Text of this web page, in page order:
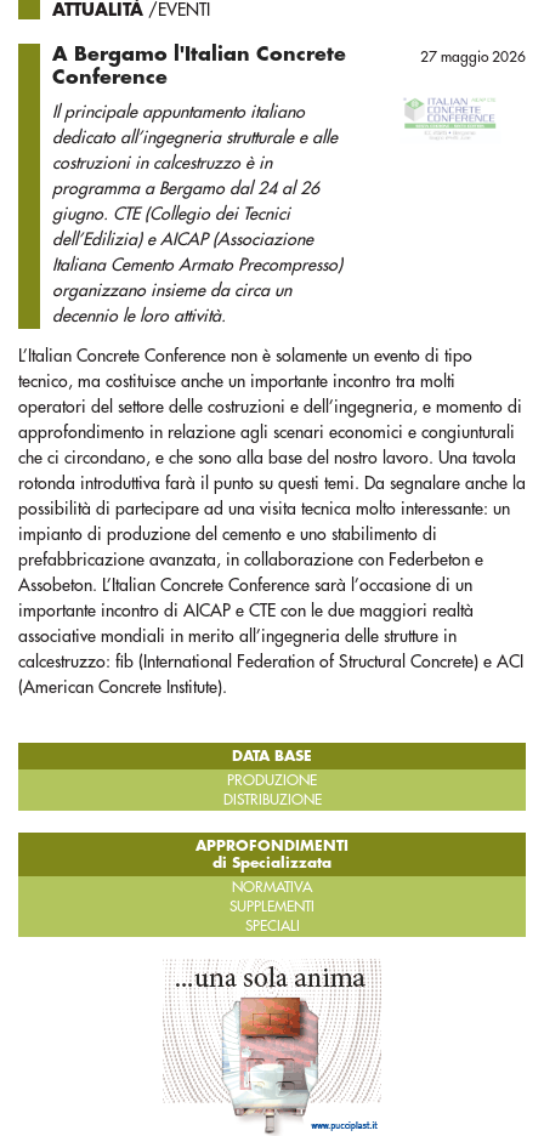
ATTUALITÀ /EVENTI
A Bergamo l'Italian Concrete
Conference
Il principale appuntamento italiano
dedicato all’ingegneria strutturale e alle
costruzioni in calcestruzzo è in
programma a Bergamo dal 24 al 26
giugno. CTE (Collegio dei Tecnici
dell’Edilizia) e AICAP (Associazione
Italiana Cemento Armato Precompresso)
organizzano insieme da circa un
decennio le loro attività.
27 maggio 2026
L’Italian Concrete Conference non è solamente un evento di tipo
tecnico, ma costituisce anche un importante incontro tra molti
operatori del settore delle costruzioni e dell’ingegneria, e momento di
approfondimento in relazione agli scenari economici e congiunturali
che ci circondano, e che sono alla base del nostro lavoro. Una tavola
rotonda introduttiva farà il punto su questi temi. Da segnalare anche la
possibilità di partecipare ad una visita tecnica molto interessante: un
impianto di produzione del cemento e uno stabilimento di
prefabbricazione avanzata, in collaborazione con Federbeton e
Assobeton. L’Italian Concrete Conference sarà l’occasione di un
importante incontro di AICAP e CTE con le due maggiori realtà
associative mondiali in merito all’ingegneria delle strutture in
calcestruzzo: fib (International Federation of Structural Concrete) e ACI
(American Concrete Institute).
DATA BASE
PRODUZIONE
DISTRIBUZIONE
APPROFONDIMENTI
di Specializzata
NORMATIVA
SUPPLEMENTI
SPECIALI